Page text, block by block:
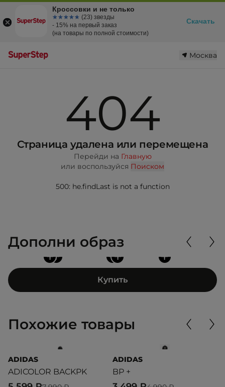
Москва
404
Страница удалена или перемещена
Перейди на Главную
или воспользуйся Поиском
500: he.findLast is not a function
Дополни образ
+
+ + +
+
Купить
Похожие товары
ADIDAS
ADICOLOR BACKPK
ADIDAS
BP +
Кроссовки и не только
☆☆☆☆☆
★★★★★ (23) звезды
- 15% на первый заказ
(на товары по полной стоимости)
Скачать